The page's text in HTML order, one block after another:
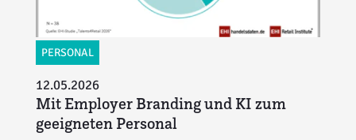
PERSONAL
12.05.2026
Mit Employer Branding und KI zum
geeigneten Personal